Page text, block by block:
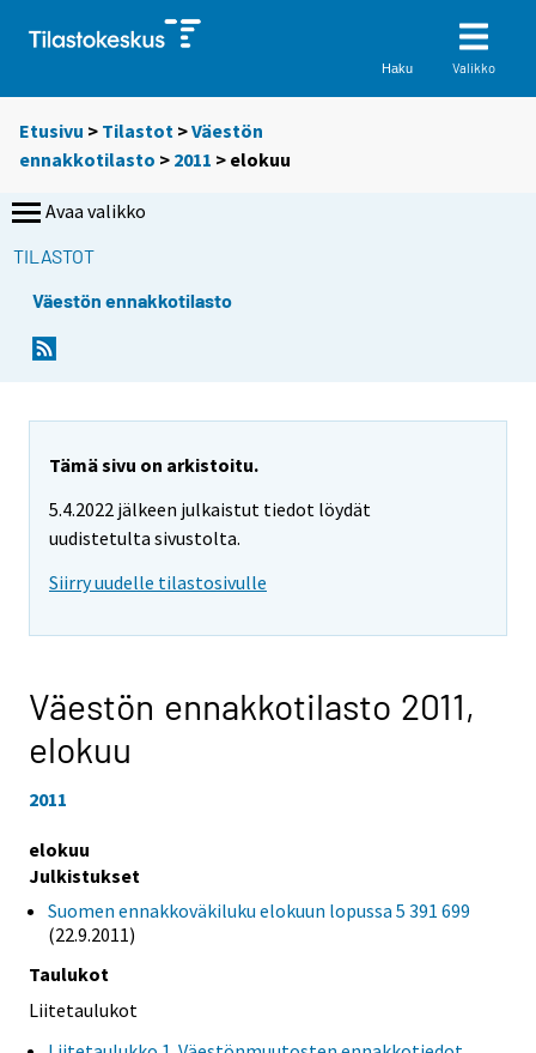
Haku Valikko
Etusivu > Tilastot >Väestön
ennakkotilasto > 2011 > elokuu
Avaa valikko
TILASTOT
Väestön ennakkotilasto
Tämä sivu on arkistoitu.
5.4.2022 jälkeen julkaistut tiedot löydät
uudistetulta sivustolta.
Siirry uudelle tilastosivulle
Väestön ennakkotilasto 2011,
elokuu
2011
elokuu
Julkistukset
Suomen ennakkoväkiluku elokuun lopussa 5 391 699
(22.9.2011)
Taulukot
Liitetaulukot